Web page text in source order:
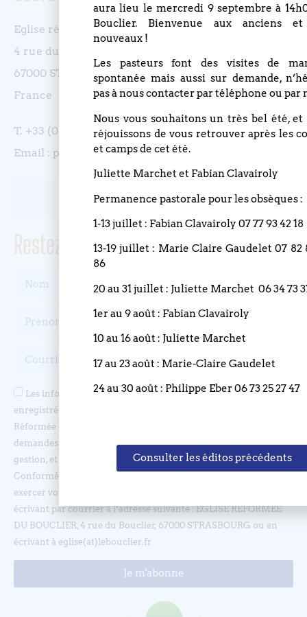
Eglise réformée du Bouclier
4 rue du Bouclier
67000 STRASBOURG
France
T. +33 (0)3 88 75 77 85
Email : paroisse.bouclier@orange.fr
Restez informé(e), abonnez-vous !
Les informations recueillies sur nos formulaires sont
enregistrées dans un fichier informatisé géré par l'Eglise
Réformée du Bouclier, et sont nécessaires afin de traiter vos
demandes. Ces demandes sont uniquement destinées à la bonne
gestion, et ne sont en aucun cas transmises à des tiers.
Conformément à la loi informatique et libertés, vous pouvez
exercer votre droit d’accès, d’opposition et de rectification, en
écrivant par courrier à l’adresse suivante : EGLISE REFORMEE
DU BOUCLIER, 4 rue du Bouclier, 67000 STRASBOURG ou en
écrivant à eglise(at)lebouclier.fr
Je m'abonne
aura lieu le mercredi 9 septembre à
Bouclier. Bienvenue aux anciens
nouveaux !
Les pasteurs font des visites de
spontanée mais aussi sur demande,
pas à nous contacter par téléphone ou par
Nous vous souhaitons un très bel été, et
réjouissons de vous retrouver après les
et camps de cet été.
Juliette Marchet et Fabian Clavairoly
Permanence pastorale pour les obsèques :
1-13 juillet : Fabian Clavairoly 07 77 93 42 18
13-19 juillet : Marie Claire Gaudelet 07 82
86
20 au 31 juillet : Juliette Marchet 06 34 73
1er au 9 août : Fabian Clavairoly
10 au 16 août : Juliette Marchet
17 au 23 août : Marie-Claire Gaudelet
24 au 30 août : Philippe Eber 06 73 25 27 47
Consulter les éditos précédents